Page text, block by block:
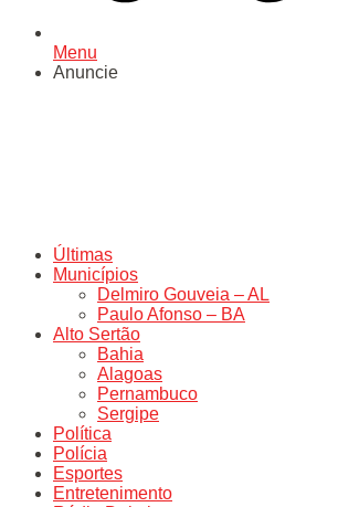
Menu
Anuncie
Últimas
Municípios
Delmiro Gouveia – AL
Paulo Afonso – BA
Alto Sertão
Bahia
Alagoas
Pernambuco
Sergipe
Política
Polícia
Esportes
Entretenimento